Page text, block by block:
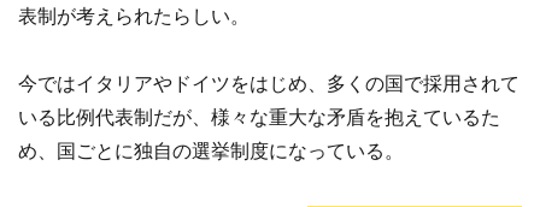
表制が考えられたらしい。
今ではイタリアやドイツをはじめ、多くの国で採用されて
いる比例代表制だが、様々な重大な矛盾を抱えているた
め、国ごとに独自の選挙制度になっている。